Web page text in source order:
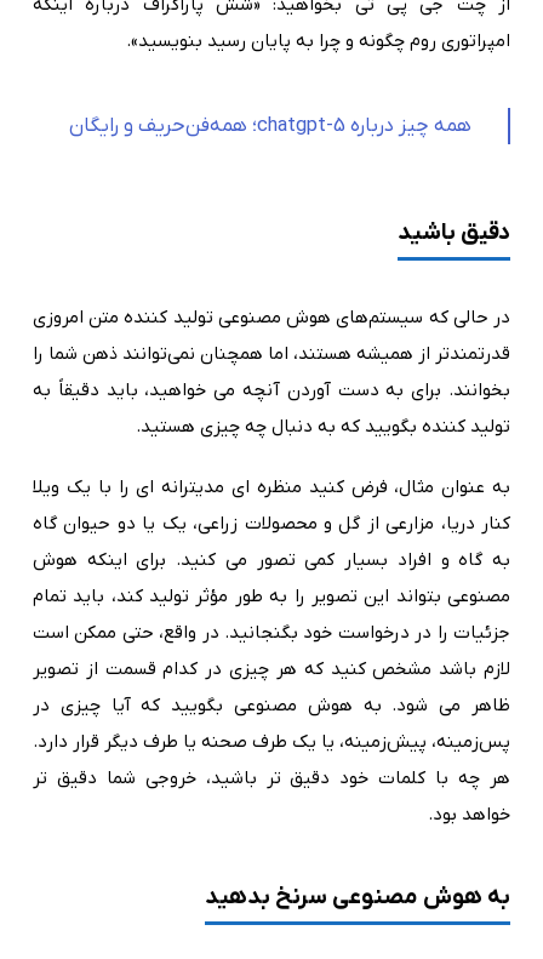
از چت جی پی تی بخواهید: «شش پاراگراف درباره اینکه
امپراتوری روم چگونه و چرا به پایان رسید بنویسید».
همه چیز درباره chatgpt-5؛ همه‌فن‌حریف و رایگان
دقیق باشید
در حالی که سیستم‌های هوش مصنوعی تولید کننده متن امروزی
قدرتمندتر از همیشه هستند، اما همچنان نمی‌توانند ذهن شما را
بخوانند. برای به دست آوردن آنچه می خواهید، باید دقیقاً به
تولید کننده بگویید که به دنبال چه چیزی هستید.
به عنوان مثال، فرض کنید منظره ای مدیترانه ای را با یک ویلا
کنار دریا، مزارعی از گل و محصولات زراعی، یک یا دو حیوان گاه
به گاه و افراد بسیار کمی تصور می کنید. برای اینکه هوش
مصنوعی بتواند این تصویر را به طور مؤثر تولید کند، باید تمام
جزئیات را در درخواست خود بگنجانید. در واقع، حتی ممکن است
لازم باشد مشخص کنید که هر چیزی در کدام قسمت از تصویر
ظاهر می شود. به هوش مصنوعی بگویید که آیا چیزی در
پس‌زمینه، پیش‌زمینه، یا یک طرف صحنه یا طرف دیگر قرار دارد.
هر چه با کلمات خود دقیق تر باشید، خروجی شما دقیق تر
خواهد بود.
به هوش مصنوعی سرنخ بدهید